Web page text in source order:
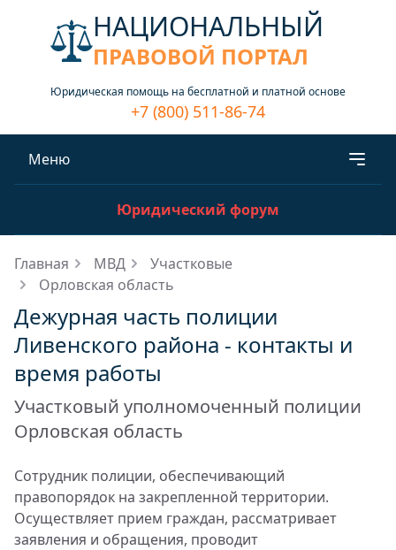
НАЦИОНАЛЬНЫЙ
ПРАВОВОЙ ПОРТАЛ
Юридическая помощь на бесплатной и платной основе
+7 (800) 511-86-74
Меню
Юридический форум
Главная МВД
Участковые
Орловская область
Дежурная часть полиции
Ливенского района - контакты и
время работы
Участковый уполномоченный полиции
Орловская область
Сотрудник полиции, обеспечивающий
правопорядок на закрепленной территории.
Осуществляет прием граждан, рассматривает
заявления и обращения, проводит